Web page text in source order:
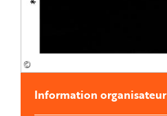
©
Information organisateur